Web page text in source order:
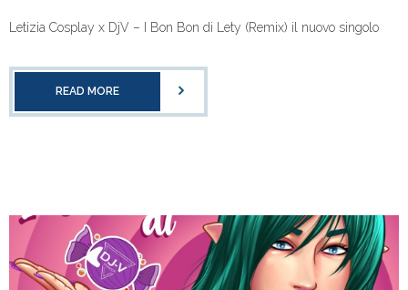
Letizia Cosplay x DjV – I Bon Bon di Lety (Remix) il nuovo singolo
READ MORE